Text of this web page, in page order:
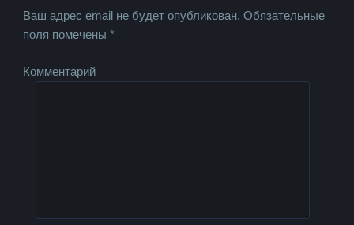
Ваш адрес email не будет опубликован. Обязательные
поля помечены*
Комментарий